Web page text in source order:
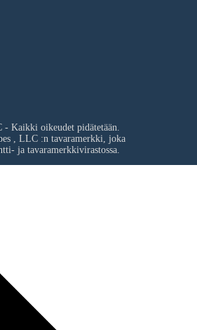
Kaikki oikeudet pidätetään.
, LLC:n tavaramerkki, joka
ja tavaramerkkivirastossa.